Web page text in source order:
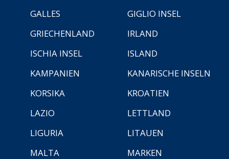
GALLES
GIGLIO INSEL
GRIECHENLAND
IRLAND
ISCHIA INSEL
ISLAND
KAMPANIEN
KANARISCHE INSELN
KORSIKA
KROATIEN
LAZIO
LETTLAND
LIGURIA
LITAUEN
MALTA
MARKEN